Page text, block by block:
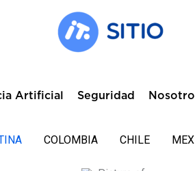
Artificial Seguridad
COLOMBIA CHILE